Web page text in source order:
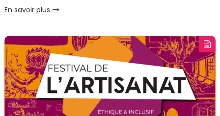
En savoir plus